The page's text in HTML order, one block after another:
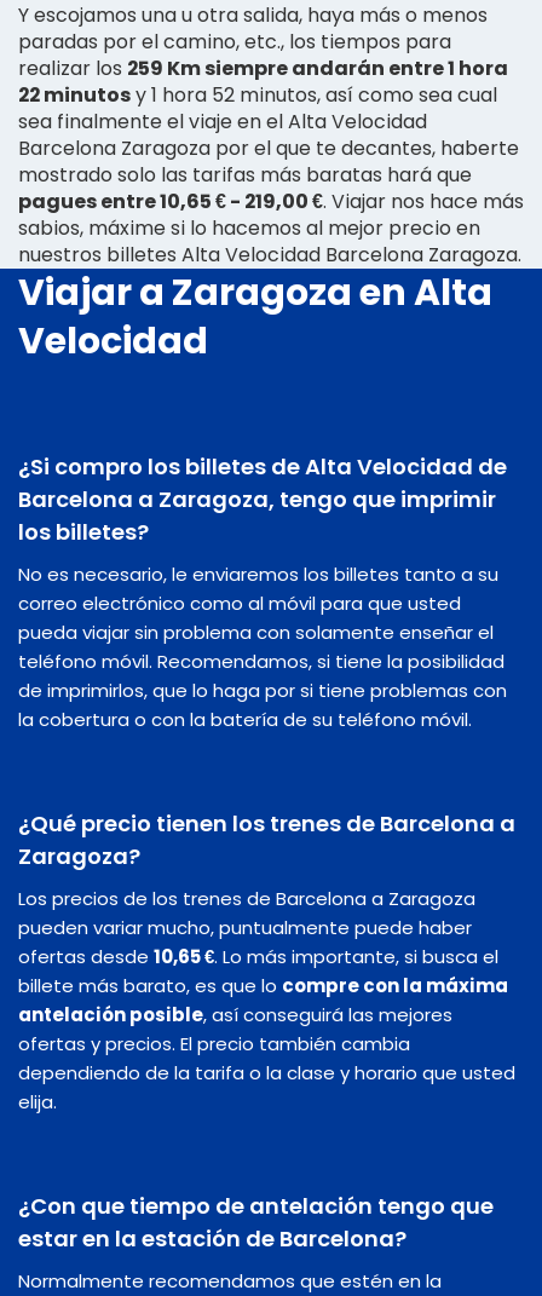
Y escojamos una u otra salida, haya más o menos
paradas por el camino, etc., los tiempos para
realizar los 259 Km siempre andarán entre 1 hora
22 minutosy 1 hora 52 minutos, así como sea cual
sea finalmente el viaje en el Alta Velocidad
Barcelona Zaragoza por el que te decantes, haberte
mostrado solo las tarifas más baratas hará que
pagues entre 10,65 € - 219,00 €. Viajar nos hace más
sabios, máxime si lo hacemos al mejor precio en
nuestros billetes Alta Velocidad Barcelona Zaragoza.
Viajar a Zaragoza en Alta
Velocidad
¿Si compro los billetes de Alta Velocidad de
Barcelona a Zaragoza, tengo que imprimir
los billetes?
No es necesario, le enviaremos los billetes tanto a su
correo electrónico como al móvil para que usted
pueda viajar sin problema con solamente enseñar el
teléfono móvil. Recomendamos, si tiene la posibilidad
de imprimirlos, que lo haga por si tiene problemas con
la cobertura o con la batería de su teléfono móvil.
¿Qué precio tienen los trenes de Barcelona a
Zaragoza?
Los precios de los trenes de Barcelona a Zaragoza
pueden variar mucho, puntualmente puede haber
ofertas desde 10,65 €. Lo más importante, si busca el
billete más barato, es que lo compre con la máxima
antelación posible, así conseguirá las mejores
ofertas y precios. El precio también cambia
dependiendo de la tarifa o la clase y horario que usted
elija.
¿Con que tiempo de antelación tengo que
estar en la estación de Barcelona?
Normalmente recomendamos que estén en la